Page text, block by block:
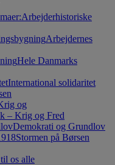
Arbejderhistoriske
Arbejdernes
Hele Danmarks
International solidaritet
og
– Krig og Fred
Demokrati og Grundlov
Stormen på Børsen
os alle